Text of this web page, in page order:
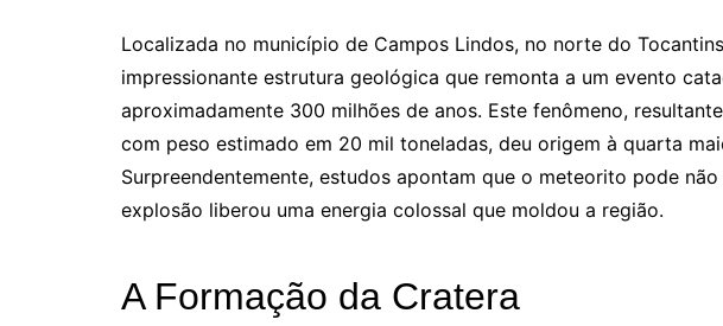
Localizada no município de Campos Lindos, no norte do
impressionante estrutura geológica que remonta a um evento
aproximadamente 300 milhões de anos. Este fenômeno,
com peso estimado em 20 mil toneladas, deu origem à quarta
Surpreendentemente, estudos apontam que o meteorito pode
explosão liberou uma energia colossal que moldou a região.
A Formação da Cratera